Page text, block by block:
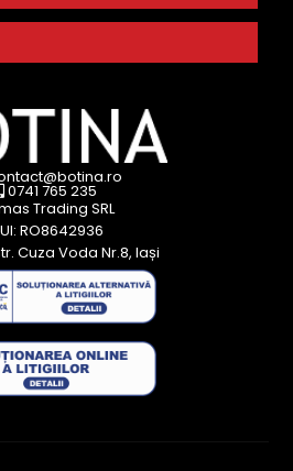
0741 765 235
Trading SRL
RO8642936
Cuza Voda Nr.8, Iași